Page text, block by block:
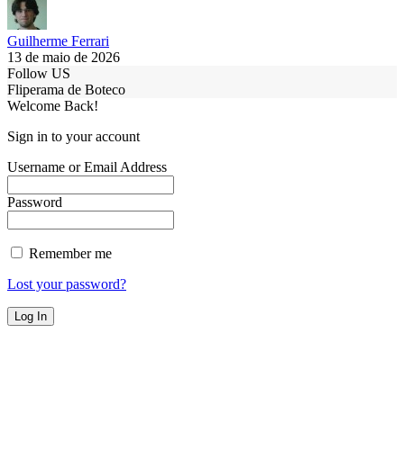
Guilherme Ferrari
13 de maio de 2026
Follow US
Fliperama de Boteco
Welcome Back!
Sign in to your account
Username or Email Address
Password
Remember me
Lost your password?